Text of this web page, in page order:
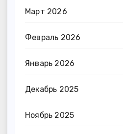
Март 2026
Февраль 2026
Январь 2026
Декабрь 2025
Ноябрь 2025